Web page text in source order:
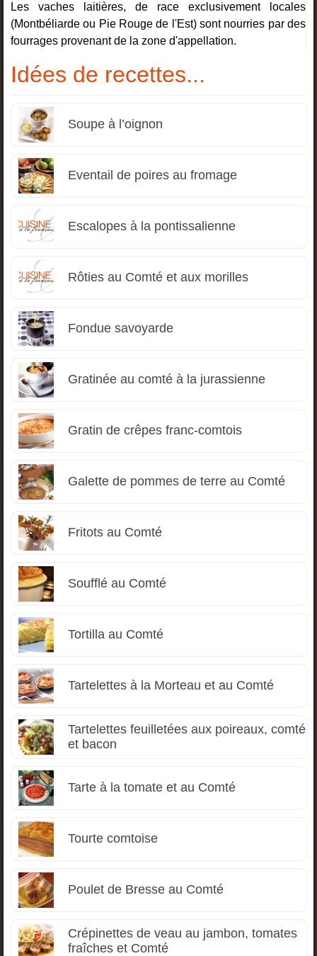
Les vaches laitières, de race exclusivement locales
(Montbéliarde ou Pie Rouge de l'Est) sont nourries par des
fourrages provenant de la zone d'appellation.
Idées de recettes...
Soupe à l’oignon
Eventail de poires au fromage
Escalopes à la pontissalienne
Rôties au Comté et aux morilles
Fondue savoyarde
Gratinée au comté à la jurassienne
Gratin de crêpes franc-comtois
Galette de pommes de terre au Comté
Fritots au Comté
Soufflé au Comté
Tortilla au Comté
Tartelettes à la Morteau et au Comté
Tartelettes feuilletées aux poireaux, comté
et bacon
Tarte à la tomate et au Comté
Tourte comtoise
Poulet de Bresse au Comté
Crépinettes de veau au jambon, tomates
fraîches et Comté